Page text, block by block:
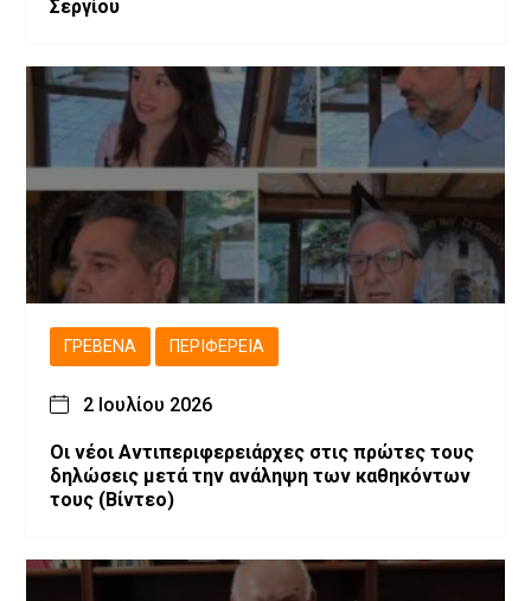
Σεργίου
ΓΡΕΒΕΝΆ ΠΕΡΙΦΈΡΕΙΑ
2 Ιουλίου 2026
Οι νέοι Αντιπεριφερειάρχες στις πρώτες τους
δηλώσεις μετά την ανάληψη των καθηκόντων
τους (Βίντεο)